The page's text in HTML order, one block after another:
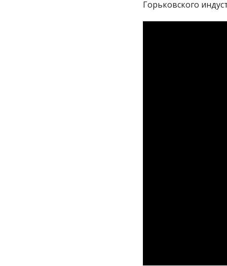
Горьковского